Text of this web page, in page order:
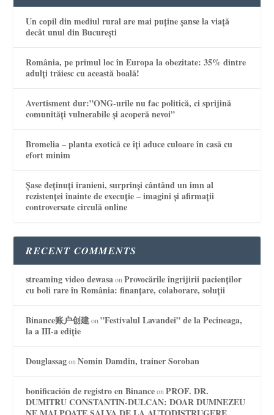
Un copil din mediul rural are mai puține șanse la viață
decât unul din București
România, pe primul loc în Europa la obezitate: 35% dintre
adulți trăiesc cu această boală!
Avertisment dur:”ONG-urile nu fac politică, ci sprijină
comunități vulnerabile și acoperă nevoi”
Bromelia – planta exotică ce îți aduce culoare în casă cu
efort minim
Șase deținuți iranieni, surprinși cântând un imn al
rezistenței înainte de execuție – imagini și afirmații
controversate circulă online
RECENT COMMENTS
streaming video dewasaonProvocările îngrijirii pacienților
cu boli rare în România: finanțare, colaborare, soluții
Binance账户创建on”Festivalul Lavandei” de la Pecineaga,
la a III-a ediție
DouglassagonNomin Damdin, trainer Soroban
bonificación de registro en BinanceonPROF. DR.
DUMITRU CONSTANTIN-DULCAN: DOAR DUMNEZEU